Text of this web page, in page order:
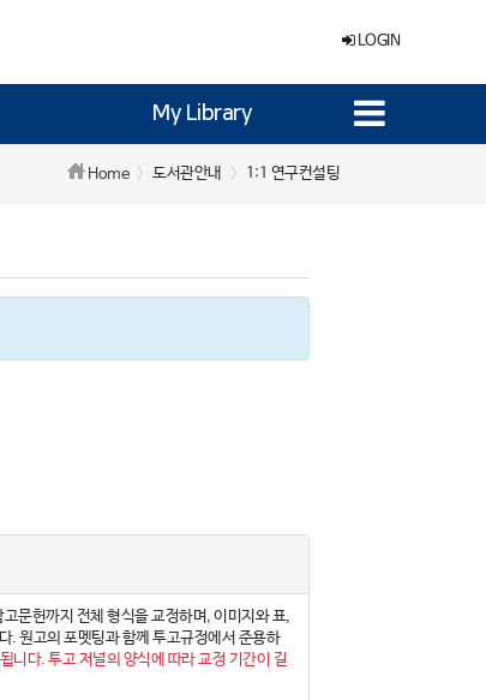
LOGIN
My Library
Home 도서관안내 1:1 연구컨설팅
문헌까지 전체 형식을 교정하며, 이미지와 표,
원고의 포멧팅과 함께 투고규정에서 준용하
다. 투고 저널의 양식에 따라 교정 기간이 길